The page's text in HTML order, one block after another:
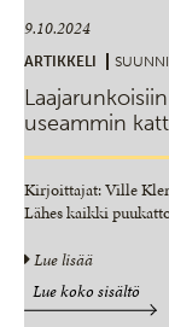
9.10.2024
ARTIKKELI
useammin
Kirjoittajat: Ville
Lähes kaikki
Lue lisää
Lue koko sisältö